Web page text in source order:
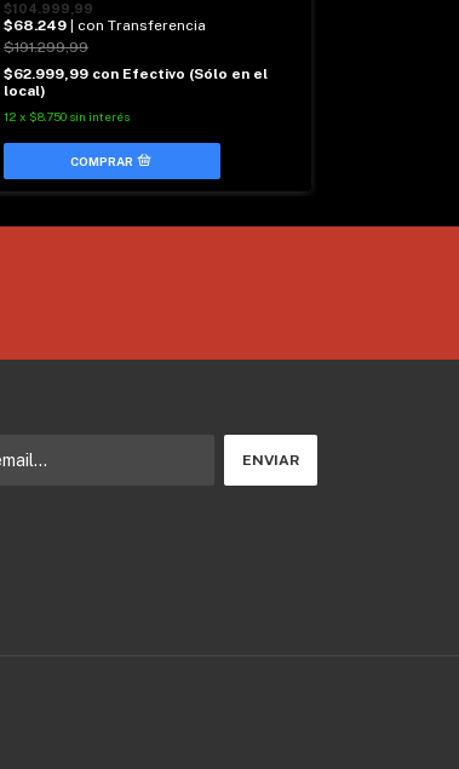
$104.999,99
$68.249
| con Transferencia
$191.299,99
$62.999,99 con Efectivo (Sólo en el
local)
12 x $8.750 sin interés